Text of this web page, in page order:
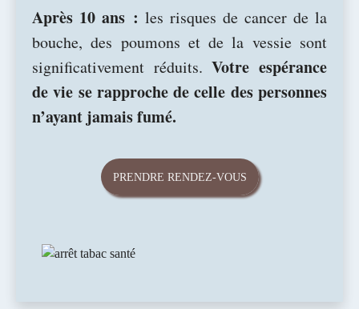
Après 10 ans : les risques de cancer de la
bouche, des poumons et de la vessie sont
significativement réduits.Votre espérance
de vie se rapproche de celle des personnes
n’ayant jamais fumé.
PRENDRE RENDEZ-VOUS